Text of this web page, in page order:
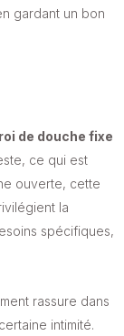
gardant un bon
de douche fixe
ce qui est
ouverte, cette
la
spécifiques,
rassure dans
intimité.